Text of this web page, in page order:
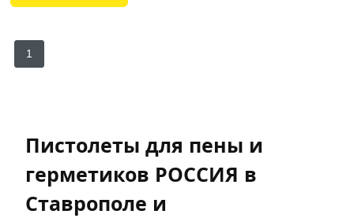
1
Пистолеты для пены и
герметиков РОССИЯ в
Ставрополе и